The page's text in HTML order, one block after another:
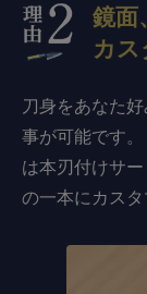
鏡面
カ
刀身をあなた
事が可能です
は本刃付けサ
の一本にカスタ